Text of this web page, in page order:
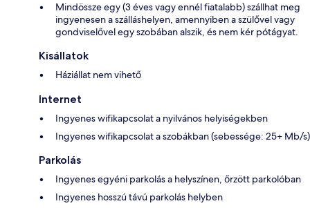
Mindössze egy (3 éves vagy ennél fiatalabb) szállhat meg
ingyenesen a szálláshelyen, amennyiben a szülővel vagy
gondviselővel egy szobában alszik, és nem kér pótágyat.
Kisállatok
Háziállat nem vihető
Internet
Ingyenes wifikapcsolat a nyilvános helyiségekben
Ingyenes wifikapcsolat a szobákban (sebessége: 25+ Mb/s)
Parkolás
Ingyenes egyéni parkolás a helyszínen, őrzött parkolóban
Ingyenes hosszú távú parkolás helyben